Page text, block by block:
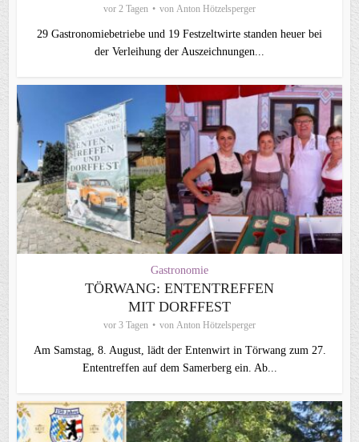
vor 2 Tagen von Anton Hötzelsperger
29 Gastronomiebetriebe und 19 Festzeltwirte standen heuer bei
der Verleihung der Auszeichnungen...
Gastronomie
TÖRWANG: ENTENTREFFEN
MIT DORFFEST
vor 3 Tagen von Anton Hötzelsperger
Am Samstag, 8. August, lädt der Entenwirt in Törwang zum 27.
Ententreffen auf dem Samerberg ein. Ab...